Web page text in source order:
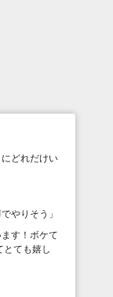
どれだけい
やりそう 」
す！ボケて
ても嬉し